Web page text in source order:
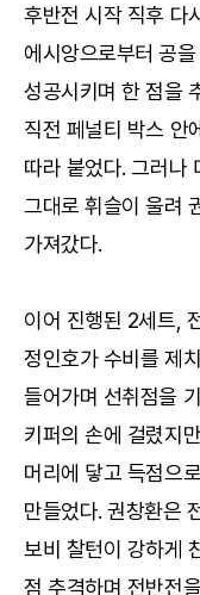
후반전 시작 직후 다
에시앙으로부터 공
성공시키며 한 점을
직전 페널티 박스 안
따라 붙었다. 그러나
그대로 휘슬이 울려
가져갔다.
이어 진행된 2세트,
정인호가 수비를 제
들어가며 선취점을
키퍼의 손에 걸렸지
머리에 닿고 득점으
만들었다. 권창환은
보비 찰턴이 강하게
점 추격하며 전반전